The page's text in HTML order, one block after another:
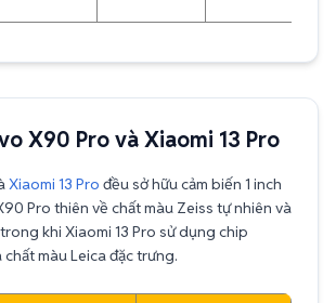
X90 Pro và Xiaomi 13 Pro
Xiaomi 13 Pro đều sở hữu cảm biến 1 inch
Pro thiên về chất màu Zeiss tự nhiên và
khi Xiaomi 13 Pro sử dụng chip
màu Leica đặc trưng.